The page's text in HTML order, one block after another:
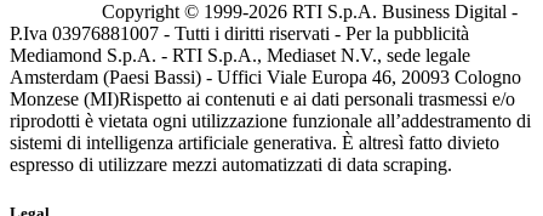
Copyright © 1999-2026 RTI S.p.A. Business Digital -
P.Iva 03976881007 - Tutti i diritti riservati - Per la pubblicità
Mediamond S.p.A. - RTI S.p.A., Mediaset N.V., sede legale
Amsterdam (Paesi Bassi) - Uffici Viale Europa 46, 20093 Cologno
Monzese (MI)Rispetto ai contenuti e ai dati personali trasmessi e/o
riprodotti è vietata ogni utilizzazione funzionale all’addestramento di
sistemi di intelligenza artificiale generativa. È altresì fatto divieto
espresso di utilizzare mezzi automatizzati di data scraping.